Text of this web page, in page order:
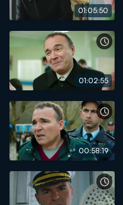
01:05:50
01:02:55
00:58:19